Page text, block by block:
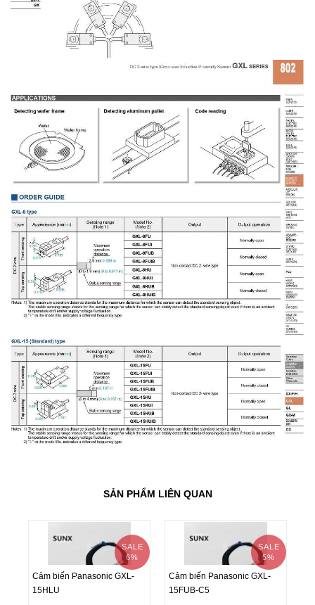
SẢN PHẨM LIÊN QUAN
SALE
6%
Cảm biến Panasonic GXL-
Cảm biến Panasonic GXL-
15HLU
SALE
5%
Cảm biến Panasonic GXL-
Cảm biến Panasonic GXL-
15FUB-C5